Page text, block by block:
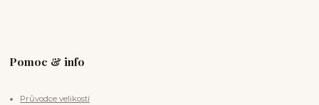
Pomoc & info
Průvodce velikostí